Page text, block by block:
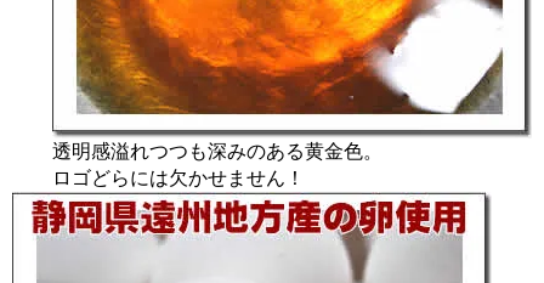
透明感溢れつつも深みのある黄金色。
ロゴどらには欠かせません！